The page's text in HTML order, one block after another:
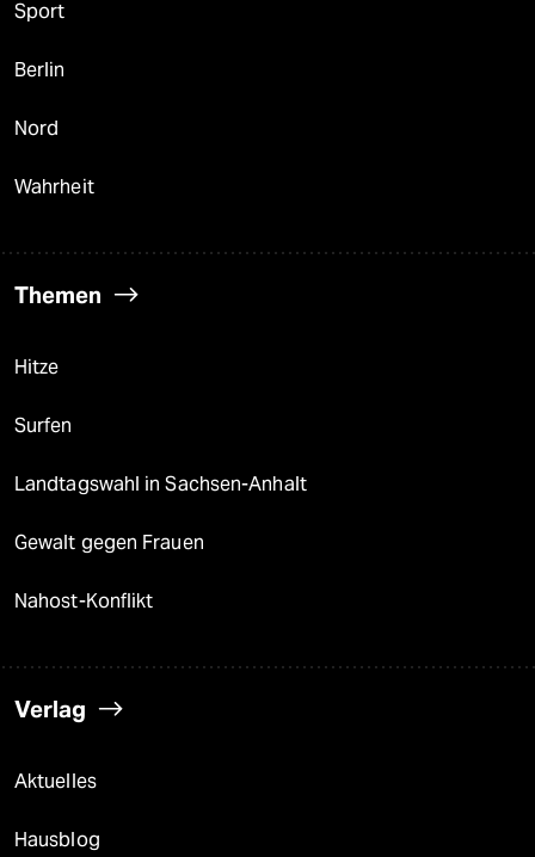
Sport
Berlin
Nord
Wahrheit
Themen
Hitze
Surfen
Landtagswahl in Sachsen-Anhalt
Gewalt gegen Frauen
Nahost-Konflikt
Verlag
Aktuelles
Hausblog